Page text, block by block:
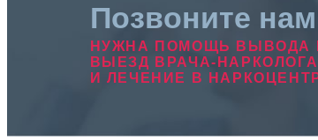
Позвоните
НУЖНА ПОМОЩЬ ВЫВОДА
ВЫЕЗД ВРАЧА-
И ЛЕЧЕНИЕ В